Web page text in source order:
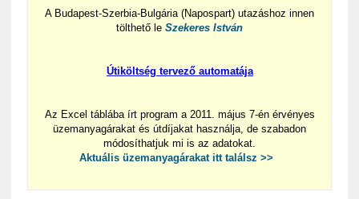
A Budapest-Szerbia-Bulgária (Napospart) utazáshoz innen
tölthető leSzekeres István
Útiköltség tervező automatája
Az Excel táblába írt program a 2011. május 7-én érvényes
üzemanyagárakat és útdíjakat használja, de szabadon
módosíthatjuk mi is az adatokat.
Aktuális üzemanyagárakat itt találsz >>